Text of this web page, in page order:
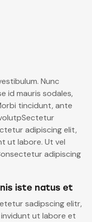
Nunc
id mauris sodales,
tincidunt, ante
adipiscing elit,
ut labore. Ut vel
adipiscing
iste natus et
sadipscing elitr,
ut labore et